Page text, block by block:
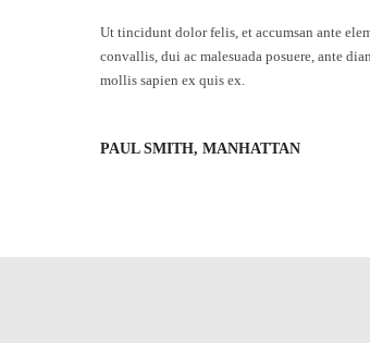
Ut tincidunt dolor felis, et accumsan ante
convallis, dui ac malesuada posuere, ante
mollis sapien ex quis ex.
PAUL SMITH, MANHATTAN